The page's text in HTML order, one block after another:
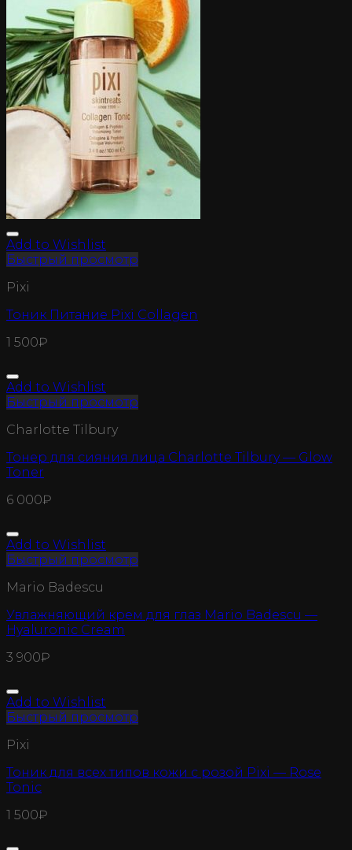
Add to Wishlist
Быстрый просмотр
Pixi
Тоник Питание Pixi Collagen
1 500₽
Add to Wishlist
Быстрый просмотр
Charlotte Tilbury
Тонер для сияния лица Charlotte Tilbury — Glow
Toner
6 000₽
Add to Wishlist
Быстрый просмотр
Mario Badescu
Увлажняющий крем для глаз Mario Badescu —
Hyaluronic Cream
3 900₽
Add to Wishlist
Быстрый просмотр
Pixi
Тоник для всех типов кожи с розой Pixi — Rose
Tonic
1 500₽